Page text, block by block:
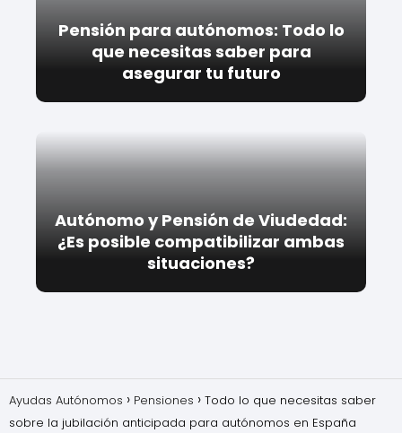
Pensión para autónomos: Todo lo
que necesitas saber para
asegurar tu futuro
Autónomo y Pensión de Viudedad:
¿Es posible compatibilizar ambas
situaciones?
Ayudas Autónomos Pensiones
Todo lo que necesitas saber
sobre la jubilación anticipada para autónomos en España